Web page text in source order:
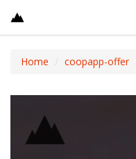
Home coopapp-offer